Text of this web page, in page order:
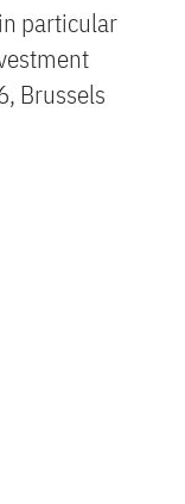
particular
Brussels